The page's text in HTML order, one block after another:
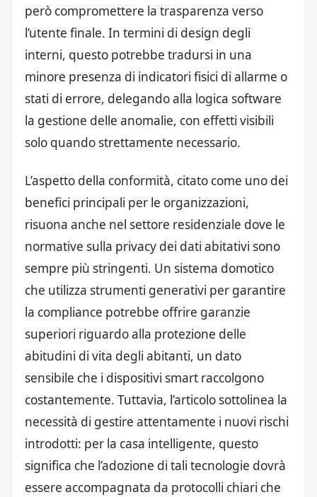
però compromettere la trasparenza verso
l’utente finale. In termini di design degli
interni, questo potrebbe tradursi in una
minore presenza di indicatori fisici di allarme o
stati di errore, delegando alla logica software
la gestione delle anomalie, con effetti visibili
solo quando strettamente necessario.
L’aspetto della conformità, citato come uno dei
benefici principali per le organizzazioni,
risuona anche nel settore residenziale dove le
normative sulla privacy dei dati abitativi sono
sempre più stringenti. Un sistema domotico
che utilizza strumenti generativi per garantire
la compliance potrebbe offrire garanzie
superiori riguardo alla protezione delle
abitudini di vita degli abitanti, un dato
sensibile che i dispositivi smart raccolgono
costantemente. Tuttavia, l’articolo sottolinea la
necessità di gestire attentamente i nuovi rischi
introdotti: per la casa intelligente, questo
significa che l’adozione di tali tecnologie dovrà
essere accompagnata da protocolli chiari che